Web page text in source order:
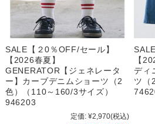
SALE【２0％OFF/セール】
【2026春夏】
GENERATOR【ジェネレータ
ー】カーブデニムショーツ（2
色）（110～160/3サイズ）
946203
定価: ¥2,970(税込)
【
ディ
ツ（